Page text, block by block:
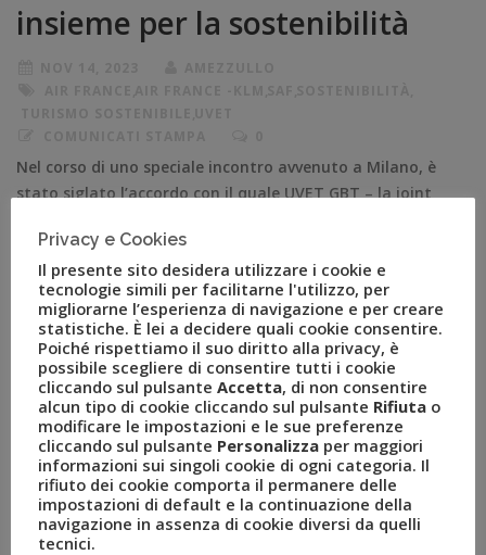
insieme per la sostenibilità
Nel corso di uno speciale incontro avvenuto a Milano, è
stato siglato l’accordo con il quale UVET GBT – la joint
Business Travel leader italiano nelle soluzioni per i
viaggi d’affari – è entrato ufficialmente come partner
del programma SAF Corporate del gruppo Air France-
KLM. In […]
Privacy e Cookies
Il presente sito desidera utilizzare i cookie e
tecnologie simili per facilitarne l'utilizzo, per
migliorarne l’esperienza di navigazione e per creare
statistiche. È lei a decidere quali cookie consentire.
Poiché rispettiamo il suo diritto alla privacy, è
possibile scegliere di consentire tutti i cookie
cliccando sul pulsante Accetta, di non consentire
alcun tipo di cookie cliccando sul pulsante Rifiuta o
modificare le impostazioni e le sue preferenze
cliccando sul pulsante Personalizza per maggiori
informazioni sui singoli cookie di ogni categoria. Il
rifiuto dei cookie comporta il permanere delle
impostazioni di default e la continuazione della
navigazione in assenza di cookie diversi da quelli
tecnici.